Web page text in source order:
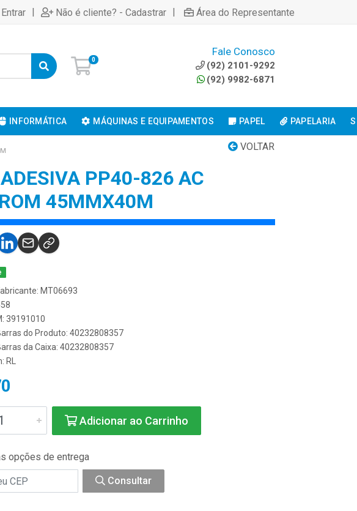
| Não é cliente? - Cadastrar | Área do Representante
0
Fale Conosco
(92) 2101-9292
(92) 9982-6871
INFORMÁTICA MÁQUINAS E EQUIPAMENTOS PAPEL PAPELARIA
VOLTAR
PP40-826 AC
45MMX40M
MT06693
39191010
do Produto: 40232808357
da Caixa: 40232808357
Adicionar ao Carrinho
opções de entrega
Consultar